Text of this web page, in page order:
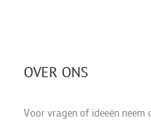
OVER ONS
Voor vragen of ideeën neem